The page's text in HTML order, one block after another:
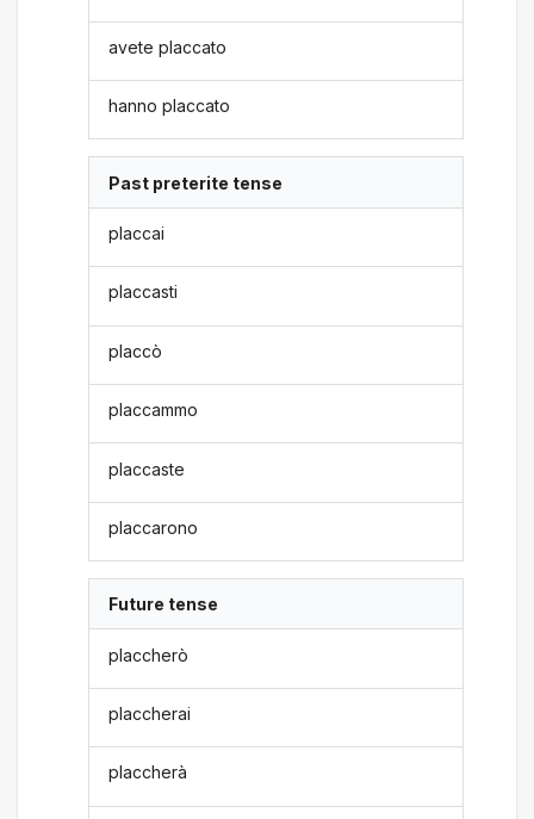
avete placcato
hanno placcato
Past preterite tense
placcai
placcasti
placcò
placcammo
placcaste
placcarono
Future tense
placcherò
placcherai
placcherà